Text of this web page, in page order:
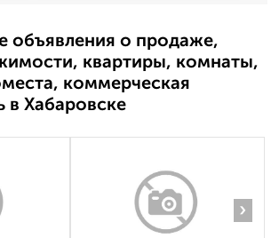
объявления о продаже,
квартиры, комнаты,
коммерческая
в Хабаровске
›